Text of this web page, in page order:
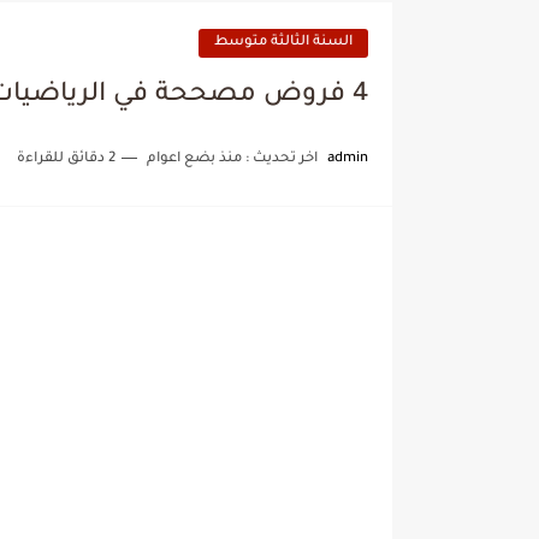
السنة الثالثة متوسط
4 فروض مصححة في الرياضيات الفصل الأول السنة الثالثة متوسط
admin اخر تحديث : منذ بضع اعوام 2 دقائق للقراءة